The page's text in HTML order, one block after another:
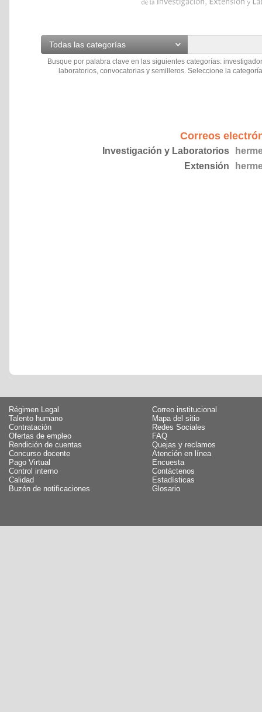
Todas las categorías
Busque por palabra clave en las siguientes categorías:
laboratorios, convocatorias y semilleros. Seleccione la
Correos
Investigación y Laboratorios
Extensión
Régimen Legal
Talento humano
Contratación
Ofertas de empleo
Rendición de cuentas
Concurso docente
Pago Virtual
Control interno
Calidad
Buzón de notificaciones
Correo institucional
Mapa del sitio
Redes Sociales
FAQ
Quejas y reclamos
Atención en línea
Encuesta
Contáctenos
Estadísticas
Glosario